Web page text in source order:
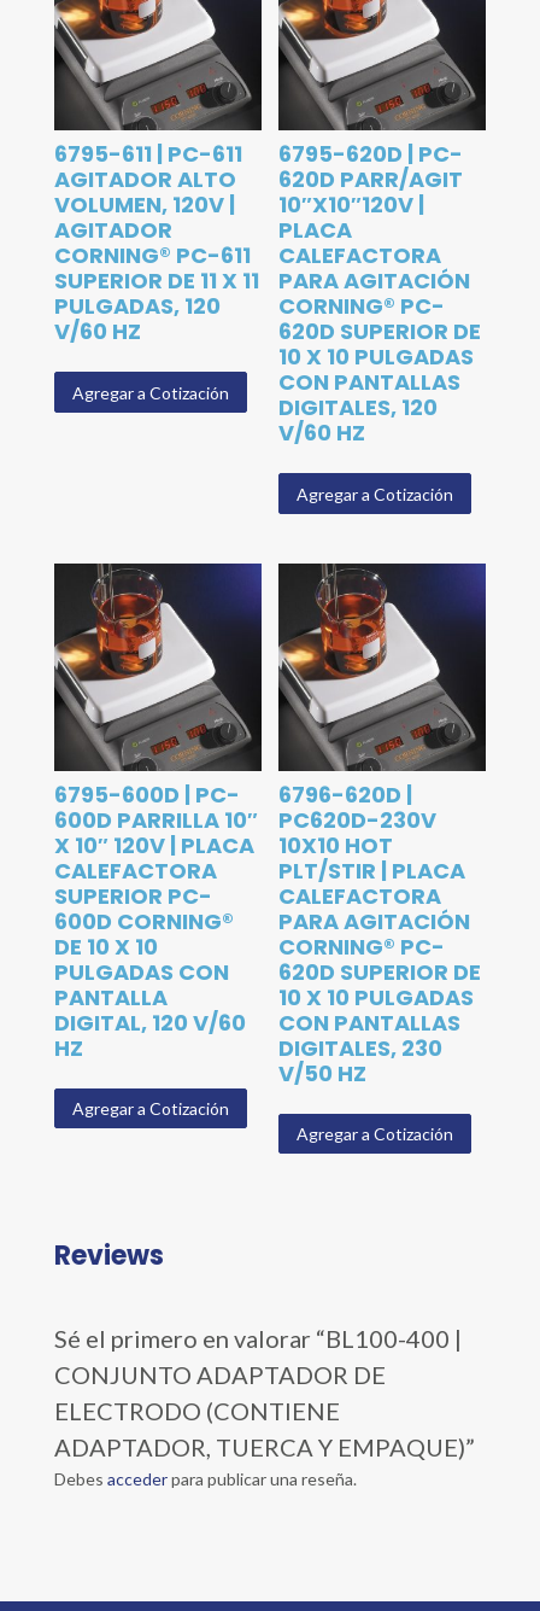
6795-611 | PC-611
AGITADOR ALTO
VOLUMEN, 120V |
AGITADOR
CORNING® PC-611
SUPERIOR DE 11 X 11
PULGADAS, 120
V/60 HZ
Agregar a Cotización
6795-620D | PC-
620D PARR/AGIT
10″X10″120V |
PLACA
CALEFACTORA
PARA AGITACIÓN
CORNING® PC-
620D SUPERIOR DE
10 X 10 PULGADAS
CON PANTALLAS
DIGITALES, 120
V/60 HZ
Agregar a Cotización
6795-600D | PC-
600D PARRILLA 10″
X 10″ 120V | PLACA
CALEFACTORA
SUPERIOR PC-
600D CORNING®
DE 10 X 10
PULGADAS CON
PANTALLA
DIGITAL, 120 V/60
HZ
Agregar a Cotización
6796-620D |
PC620D-230V
10X10 HOT
PLT/STIR | PLACA
CALEFACTORA
PARA AGITACIÓN
CORNING® PC-
620D SUPERIOR DE
10 X 10 PULGADAS
CON PANTALLAS
DIGITALES, 230
V/50 HZ
Agregar a Cotización
Reviews
Sé el primero en valorar “BL100-400 |
CONJUNTO ADAPTADOR DE
ELECTRODO (CONTIENE
ADAPTADOR, TUERCA Y EMPAQUE)”
Debes accederpara publicar una reseña.